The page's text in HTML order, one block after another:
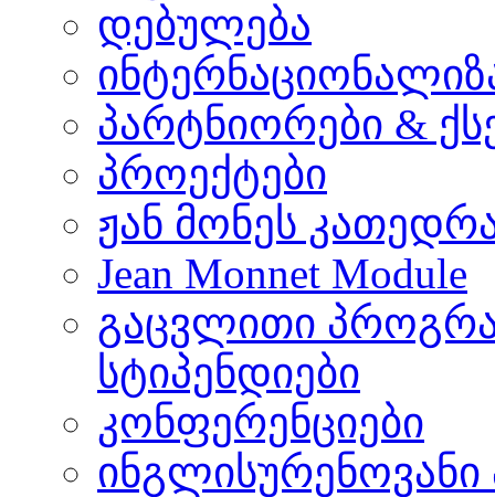
დებულება
პარტნიორები &
პროექტები
ჟან მონეს
Jean Monnet Module
გაცვლითი
სტიპენდიები
კონფერენციები